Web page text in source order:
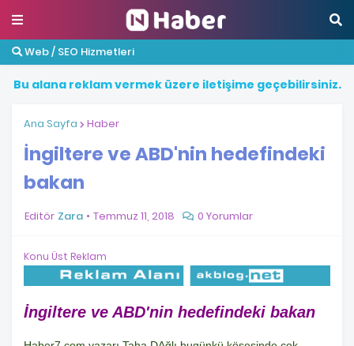
Web / SEO Hizmetleri
Bu alana reklamvermek üzere iletişime geçebilirsiniz.
Ana Sayfa Haber
İngiltere ve ABD'nin hedefindeki
bakan
Editör Zara Temmuz 11, 2018 0 Yorumlar
Konu Üst Reklam
İngiltere ve ABD'nin hedefindeki bakan